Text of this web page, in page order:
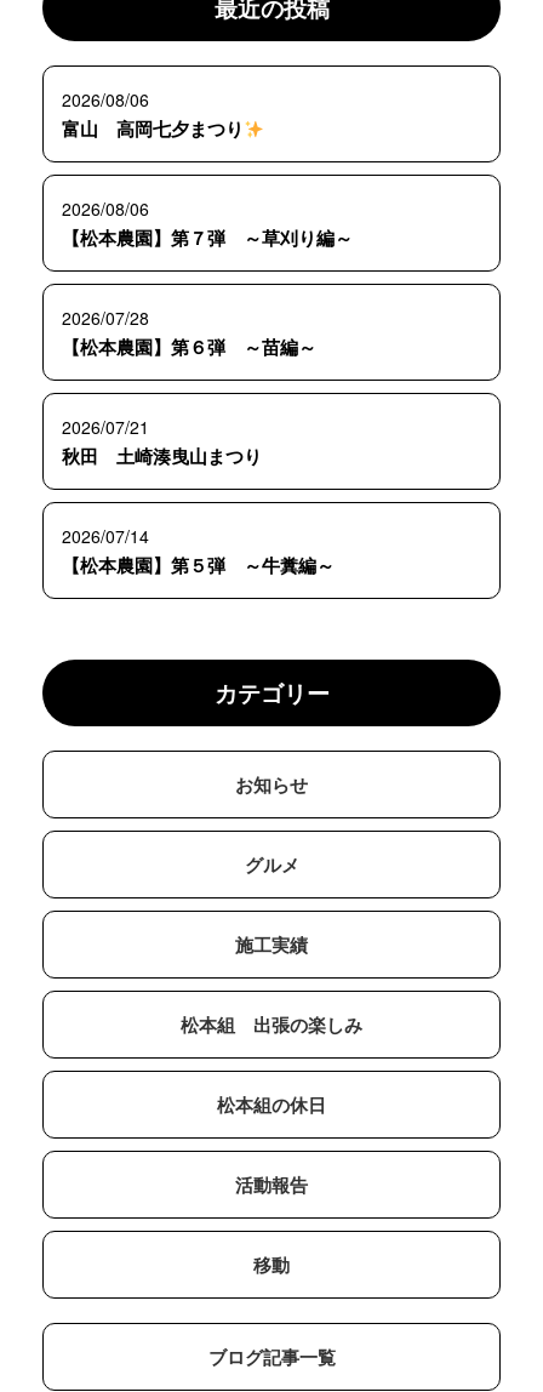
最近の投稿
2026/08/06
富山 高岡七夕まつり
2026/08/06
【松本農園】第７弾 ～草刈り編～
2026/07/28
【松本農園】第６弾 ～苗編～
2026/07/21
秋田 土崎湊曳山まつり
2026/07/14
【松本農園】第５弾 ～牛糞編～
カテゴリー
お知らせ
グルメ
施工実績
松本組 出張の楽しみ
松本組の休日
活動報告
移動
ブログ記事一覧